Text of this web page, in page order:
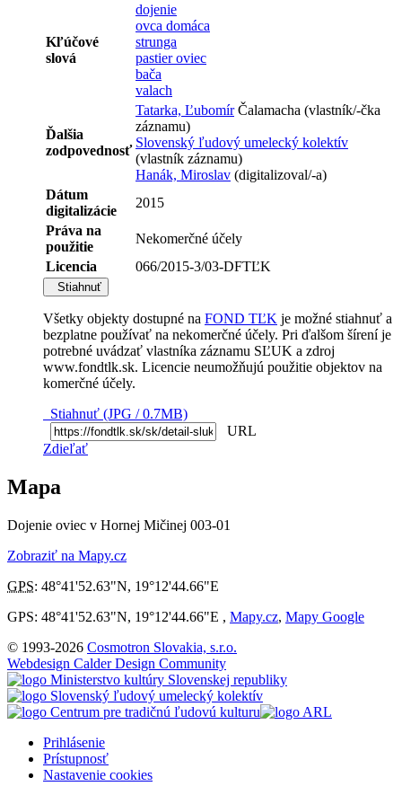
Kľúčové
slová
dojenie
ovca domáca
strunga
pastier oviec
bača
valach
Ďalšia
zodpovednosť
Tatarka, ĽubomírČalamacha (vlastník/-čka
záznamu)
Slovenský ľudový umelecký kolektív
(vlastník záznamu)
Hanák, Miroslav (digitalizoval/-a)
Dátum
digitalizácie
2015
Práva na
použitie
Nekomerčné účely
Licencia
066/2015-3/03-DFTĽK
Stiahnuť
Všetky objekty dostupné na FOND TĽK je možné stiahnuť a
bezplatne používať na nekomerčné účely. Pri ďalšom šírení je
potrebné uvádzať vlastníka záznamu SĽUK a zdroj
www.fondtlk.sk. Licencie neumožňujú použitie objektov na
komerčné účely.
Stiahnuť (JPG / 0.7MB)
URL
Zdieľať
Mapa
Dojenie oviec v Hornej Mičinej 003-01
Zobraziť na Mapy.cz
GPS: 48°41'52.63"N, 19°12'44.66"E
GPS: 48°41'52.63"N, 19°12'44.66"E , Mapy.cz, Mapy Google
© 1993-2026 Cosmotron Slovakia, s.r.o.
Webdesign Calder Design Community
Prihlásenie
Prístupnosť
Nastavenie cookies